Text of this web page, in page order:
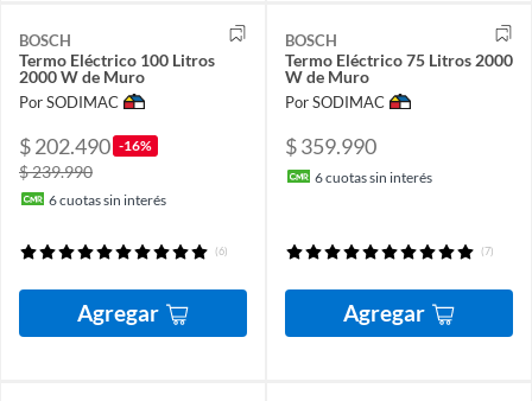
BOSCH
Termo Eléctrico 100 Litros
2000 W de Muro
Por SODIMAC
$ 202.490 -16%
$ 239.990
6cuotas sin interés
(6)
Agregar
BOSCH
Termo Eléctrico 75 Litros 2000
W de Muro
Por SODIMAC
$ 359.990
6cuotas sin interés
(7)
Agregar